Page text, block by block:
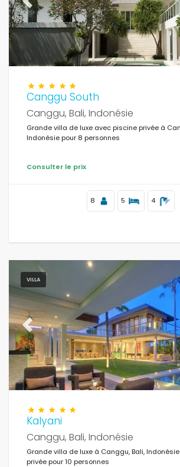
Services
Supplémentaire
Previous
Canggu South
Canggu, Bali, Indonésie
Grande villa de luxe avec piscine privée à Canggu, Bali,
Indonésie pour 8 personnes
Consulter le prix
8 5 4
VILLA
Previous
Kalyani
Canggu, Bali, Indonésie
Grande villa de luxe à Canggu, Bali, Indonésie avec piscine
privée pour 10 personnes